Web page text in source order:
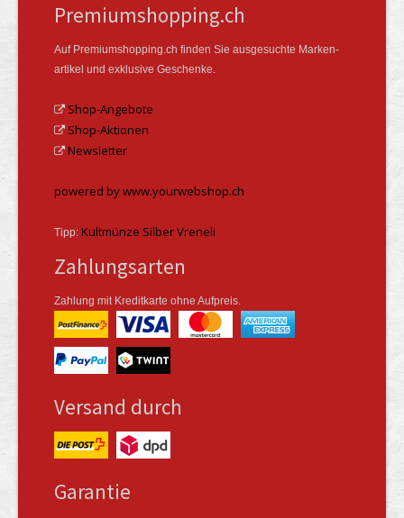
Premiumshopping.ch
Auf Premiumshopping.ch finden Sie ausgesuchte Marken­
artikel und exklusive Geschenke.
Shop-Angebote
Shop-Aktionen
Newsletter
powered by www.yourwebshop.ch
Tipp: Kultmünze Silber Vreneli
Zahlungsarten
Zahlung mit Kreditkarte ohne Aufpreis.
Versand durch
Garantie